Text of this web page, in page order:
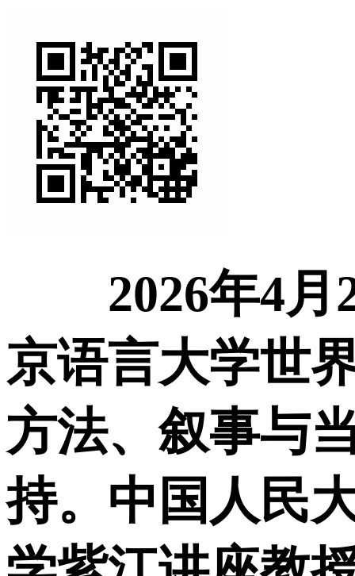
2026年4
京语言大学世
方法、叙事与
持。中国人民